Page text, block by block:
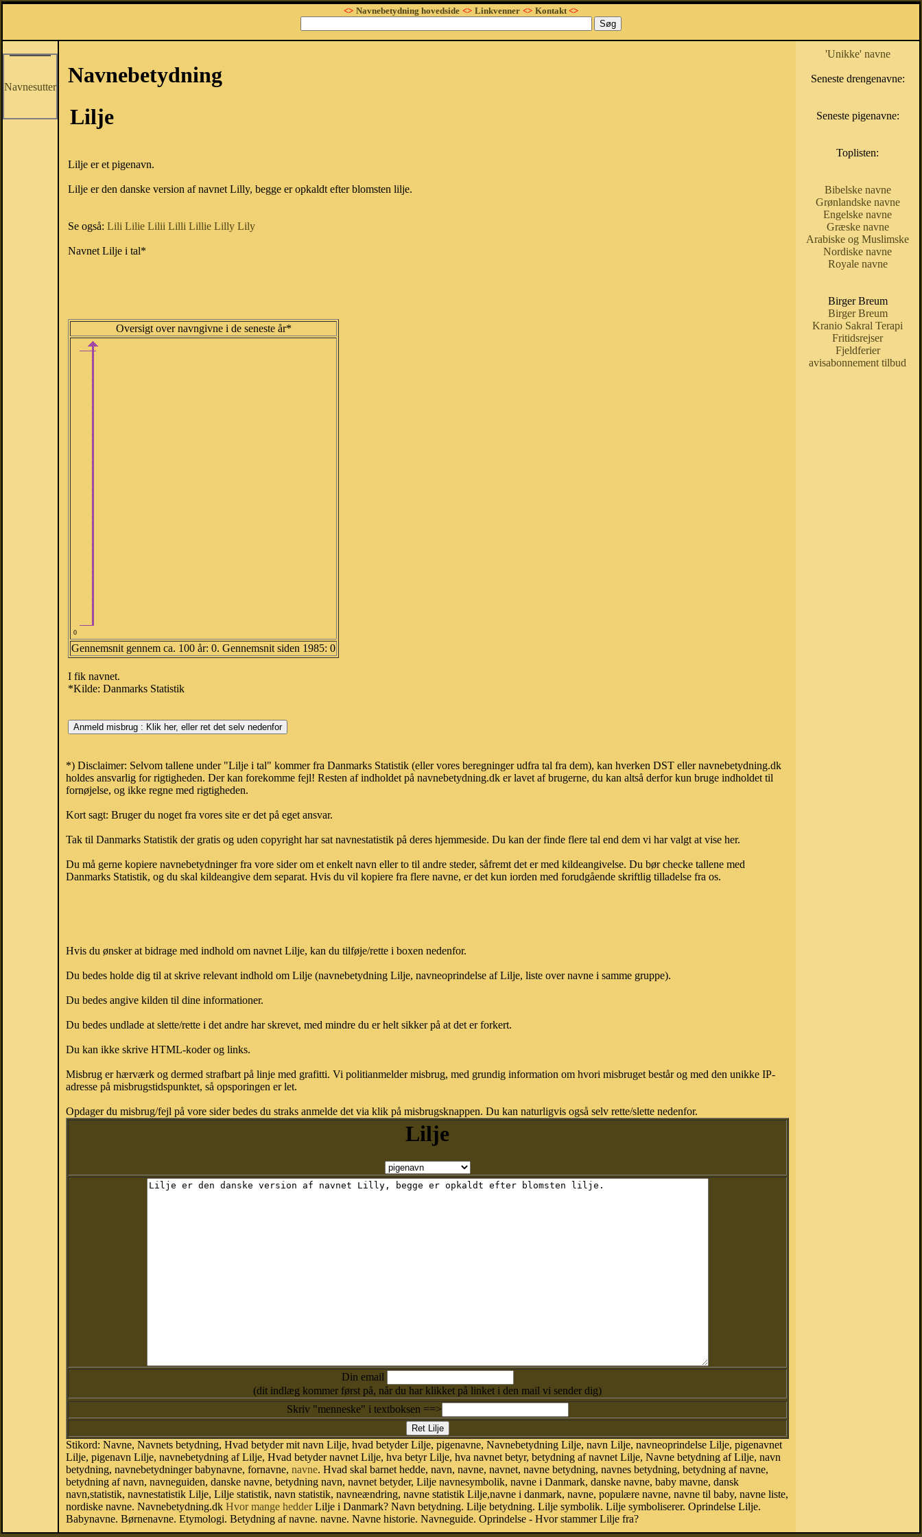
<> Navnebetydning hovedside <> Linkvenner <> Kontakt<>
Navnesutter
Navnebetydning
Lilje
Lilje er et pigenavn.
Lilje er den danske version af navnet Lilly, begge er opkaldt efter blomsten lilje.
Se også: Lili Lilie Lilii Lilli Lillie Lilly Lily
Navnet Lilje i tal*
Oversigt over navngivne i de seneste år*
0
Gennemsnit gennem ca. 100 år: 0. Gennemsnit siden 1985: 0
I fik navnet.
*Kilde: Danmarks Statistik
*) Disclaimer: Selvom tallene under "Lilje i tal" kommer fra Danmarks Statistik (eller vores beregninger udfra tal fra dem), kan hverken DST eller navnebetydning.dk
holdes ansvarlig for rigtigheden. Der kan forekomme fejl! Resten af indholdet på navnebetydning.dk er lavet af brugerne, du kan altså derfor kun bruge indholdet til
fornøjelse, og ikke regne med rigtigheden.
Kort sagt: Bruger du noget fra vores site er det på eget ansvar.
Tak til Danmarks Statistik der gratis og uden copyright har sat navnestatistik på deres hjemmeside. Du kan der finde flere tal end dem vi har valgt at vise her.
Du må gerne kopiere navnebetydninger fra vore sider om et enkelt navn eller to til andre steder, såfremt det er med kildeangivelse. Du bør checke tallene med
Danmarks Statistik, og du skal kildeangive dem separat. Hvis du vil kopiere fra flere navne, er det kun iorden med forudgående skriftlig tilladelse fra os.
Hvis du ønsker at bidrage med indhold om navnet Lilje, kan du tilføje/rette i boxen nedenfor.
Du bedes holde dig til at skrive relevant indhold om Lilje (navnebetydning Lilje, navneoprindelse af Lilje, liste over navne i samme gruppe).
Du bedes angive kilden til dine informationer.
Du bedes undlade at slette/rette i det andre har skrevet, med mindre du er helt sikker på at det er forkert.
Du kan ikke skrive HTML-koder og links.
Misbrug er hærværk og dermed strafbart på linje med grafitti. Vi politianmelder misbrug, med grundig information om hvori misbruget består og med den unikke IP-
adresse på misbrugstidspunktet, så opsporingen er let.
Opdager du misbrug/fejl på vore sider bedes du straks anmelde det via klik på misbrugsknappen. Du kan naturligvis også selv rette/slette nedenfor.
Lilje
Din email
(dit indlæg kommer først på, når du har klikket på linket i den mail vi sender dig)
Skriv "menneske" i textboksen ==>
Stikord: Navne, Navnets betydning, Hvad betyder mit navn Lilje, hvad betyder Lilje, pigenavne, Navnebetydning Lilje, navn Lilje, navneoprindelse Lilje, pigenavnet
Lilje, pigenavn Lilje, navnebetydning af Lilje, Hvad betyder navnet Lilje, hva betyr Lilje, hva navnet betyr, betydning af navnet Lilje, Navne betydning af Lilje, navn
betydning, navnebetydninger babynavne, fornavne, navne. Hvad skal barnet hedde, navn, navne, navnet, navne betydning, navnes betydning, betydning af navne,
betydning af navn, navneguiden, danske navne, betydning navn, navnet betyder, Lilje navnesymbolik, navne i Danmark, danske navne, baby mavne, dansk
navn,statistik, navnestatistik Lilje, Lilje statistik, navn statistik, navneændring, navne statistik Lilje,navne i danmark, navne, populære navne, navne til baby, navne liste,
nordiske navne. Navnebetydning.dk Hvor mange hedderLilje i Danmark? Navn betydning. Lilje betydning. Lilje symbolik. Lilje symboliserer. Oprindelse Lilje.
Babynavne. Børnenavne. Etymologi. Betydning af navne. navne. Navne historie. Navneguide. Oprindelse - Hvor stammer Lilje fra?
'Unikke' navne
Seneste drengenavne:
Seneste pigenavne:
Toplisten:
Bibelske navne
Grønlandske navne
Engelske navne
Græske navne
Arabiske og Muslimske
Nordiske navne
Royale navne
Birger Breum
Birger Breum
Kranio Sakral Terapi
Fritidsrejser
Fjeldferier
avisabonnement tilbud